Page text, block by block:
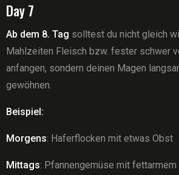
Day 7
Ab dem 8. Tag solltest du nicht gleich
Mahlzeiten Fleisch bzw. fester schwer
anfangen, sondern deinen Magen
gewöhnen.
Beispiel:
Morgens: Haferflocken mit etwas Obst
Mittags: Pfannengemüse mit fettarmem